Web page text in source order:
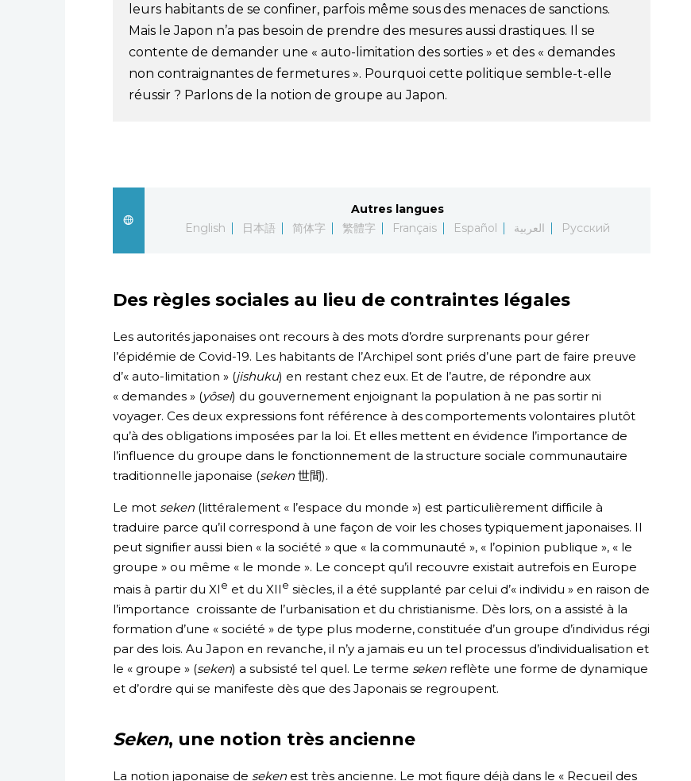
leurs habitants de se confiner, parfois même sous des menaces de sanctions.
Mais le Japon n’a pas besoin de prendre des mesures aussi drastiques. Il se
contente de demander une « auto-limitation des sorties » et des « demandes
non contraignantes de fermetures ». Pourquoi cette politique semble-t-elle
réussir ? Parlons de la notion de groupe au Japon.
Autres langues
English
日本語 简体字 繁體字 Français Español العربية Русский
Des règles sociales au lieu de contraintes légales
Les autorités japonaises ont recours à des mots d’ordre surprenants pour gérer
l’épidémie de Covid-19. Les habitants de l’Archipel sont priés d’une part de faire preuve
d’« auto-limitation » (jishuku) en restant chez eux. Et de l’autre, de répondre aux
« demandes » (yôsei) du gouvernement enjoignant la population à ne pas sortir ni
voyager. Ces deux expressions font référence à des comportements volontaires plutôt
qu’à des obligations imposées par la loi. Et elles mettent en évidence l’importance de
l’influence du groupe dans le fonctionnement de la structure sociale communautaire
traditionnelle japonaise (seken 世間).
Le mot seken (littéralement « l’espace du monde ») est particulièrement difficile à
traduire parce qu’il correspond à une façon de voir les choses typiquement japonaises. Il
peut signifier aussi bien « la société » que « la communauté », « l’opinion publique », « le
groupe » ou même « le monde ». Le concept qu’il recouvre existait autrefois en Europe
mais à partir du XI e et du XII e siècles, il a été supplanté par celui d’« individu » en raison de
l’importance croissante de l’urbanisation et du christianisme. Dès lors, on a assisté à la
formation d’une « société » de type plus moderne, constituée d’un groupe d’individus régi
par des lois. Au Japon en revanche, il n’y a jamais eu un tel processus d’individualisation et
le « groupe » (seken) a subsisté tel quel. Le terme seken reflète une forme de dynamique
et d’ordre qui se manifeste dès que des Japonais se regroupent.
Seken, une notion très ancienne
La notion japonaise de sekenest très ancienne. Le mot figure déjà dans le « Recueil des